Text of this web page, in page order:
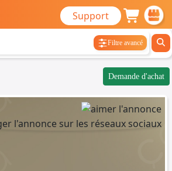
Support
Filtre avancé
Demande d'achat